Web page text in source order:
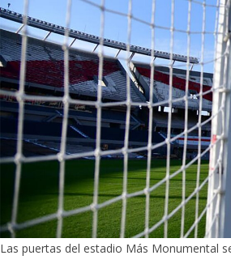
Las puertas del estadio Más Monumental